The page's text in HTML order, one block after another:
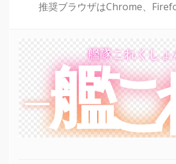
推奨ブラウザはChrome、
艦隊これくしょ
艦隊これくしょ
艦こ
艦こ